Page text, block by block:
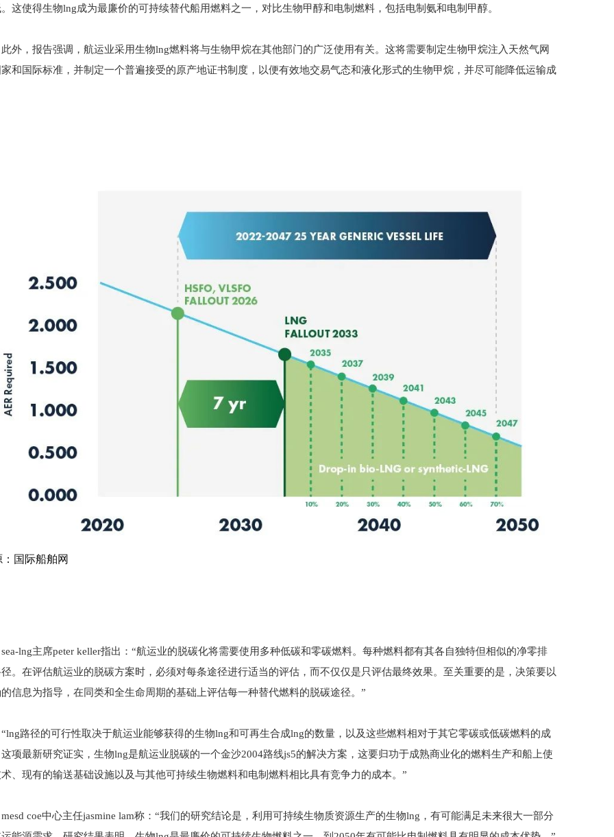
。这使得生物lng成为最廉价的可持续替代船用燃料之一，对比生物甲醇和电制燃料，包括电制氨和电制甲醇。
此外，报告强调，航运业采用生物lng燃料将与生物甲烷在其他部门的广泛使用有关。这将需要制定生物甲烷注入天然气网
家和国际标准，并制定一个普遍接受的原产地证书制度，以便有效地交易气态和液化形式的生物甲烷，并尽可能降低运输成
：国际船舶网
sea-lng主席peter keller指出：“航运业的脱碳化将需要使用多种低碳和零碳燃料。每种燃料都有其各自独特但相似的净零排
。在评估航运业的脱碳方案时，必须对每条途径进行适当的评估，而不仅仅是只评估最终效果。至关重要的是，决策要以
信息为指导，在同类和全生命周期的基础上评估每一种替代燃料的脱碳途径。”
“lng路径的可行性取决于航运业能够获得的生物lng和可再生合成lng的数量，以及这些燃料相对于其它零碳或低碳燃料的成
项最新研究证实，生物lng是航运业脱碳的一个金沙2004路线js5的解决方案，这要归功于成熟商业化的燃料生产和船上使
术、现有的输送基础设施以及与其他可持续生物燃料和电制燃料相比具有竞争力的成本。”
mesd coe中心主任jasmine lam称：“我们的研究结论是，利用可持续生物质资源生产的生物lng，有可能满足未来很大一部分